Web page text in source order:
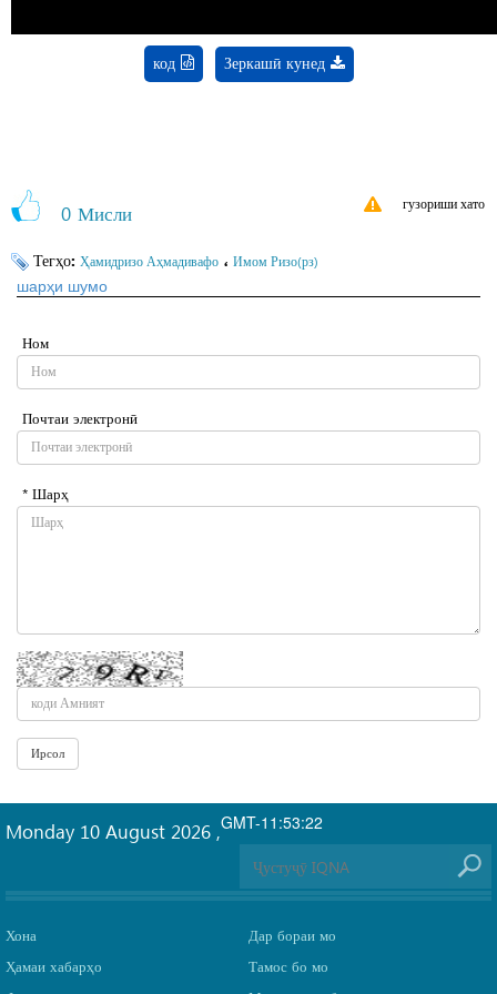
код Зеркашӣ кунед
0 Мисли гузориши хато
Тегҳо: Ҳамидризо Аҳмадивафо ، Имом Ризо(рз)
шарҳи шумо
Ном
Почтаи электронӣ
* Шарҳ
GMT-11:53:22
Monday 10 August 2026 ,
Хона
Ҳамаи хабарҳо
Дар бораи мо
Тамос бо мо